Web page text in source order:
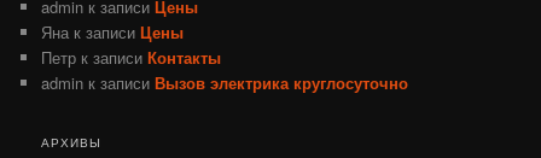
admin к записиЦены
Яна к записиЦены
Петр к записиКонтакты
admin к записиВызов электрика круглосуточно
АРХИВЫ